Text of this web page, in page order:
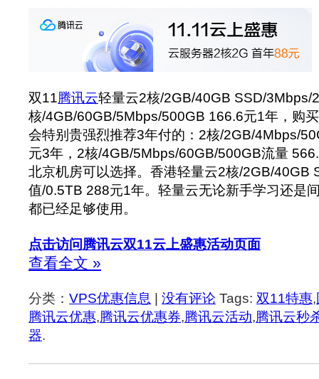
双11腾讯云轻量云2核/2GB/40GB SSD/3Mbps/
核/4GB/60GB/5Mbps/500GB 166.6元1年，购
会特别贵强烈推荐3年付的：2核/2GB/4Mbps/
元3年，2核/4GB/5Mbps/60GB/500GB流量
北京机房可以选择。香港轻量云2核/2GB/40GB
值/0.5TB 288元1年。轻量云无论新手学习还是
都已经足够使用。
点击访问腾讯云双11云上盛惠活动页面
查看全文 »
分类： VPS优惠信息 | 没有评论 Tags: 双11特惠,
腾讯云优惠,腾讯云优惠券,腾讯云活动,腾讯云秒
器.